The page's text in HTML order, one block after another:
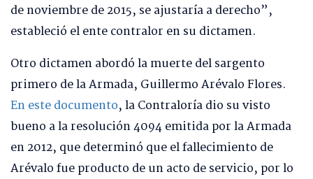
de noviembre de 2015, se ajustaría a derecho”,
estableció el ente contralor en su dictamen.
Otro dictamen abordó la muerte del sargento
primero de la Armada, Guillermo Arévalo Flores.
En este documento, la Contraloría dio su visto
bueno a la resolución 4094 emitida por la Armada
en 2012, que determinó que el fallecimiento de
Arévalo fue producto de un acto de servicio, por lo